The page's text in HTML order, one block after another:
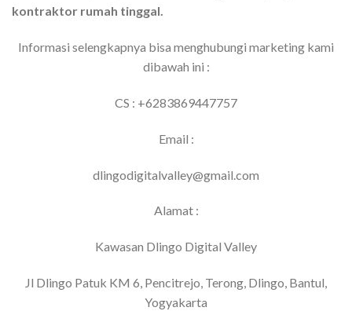
kontraktor rumah tinggal.
Informasi selengkapnya bisa menghubungi marketing kami
dibawah ini :
CS : +6283869447757
Email :
dlingodigitalvalley@gmail.com
Alamat :
Kawasan Dlingo Digital Valley
Jl Dlingo Patuk KM 6, Pencitrejo, Terong, Dlingo, Bantul,
Yogyakarta